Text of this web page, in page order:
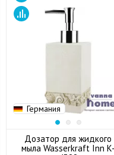
Германия
Дозатор для жидкого
мыла Wasserkraft Inn K-